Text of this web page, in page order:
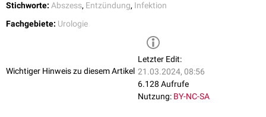
Stichworte: Abszess, Entzündung, Infektion
Fachgebiete: Urologie
Wichtiger Hinweis zu diesem Artikel
Letzter Edit:
21.03.2024, 08:56
6.128 Aufrufe
Nutzung: BY-NC-SA